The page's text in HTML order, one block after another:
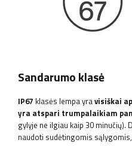
Sandarumo klasė
IP67 klasės lempa yravisiškai
yra atspari trumpalaikiam
gylyje ne ilgiau kaip 30 minučių).
naudoti sudėtingomis